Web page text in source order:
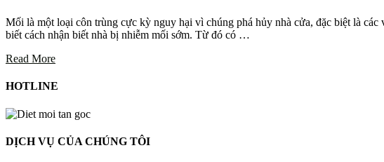
Mối là một loại côn trùng cực kỳ nguy hại vì chúng phá hủy nhà cửa, đặc biệt là
biết cách nhận biết nhà bị nhiễm mối sớm. Từ đó có …
Read More
HOTLINE
DỊCH VỤ CỦA CHÚNG TÔI